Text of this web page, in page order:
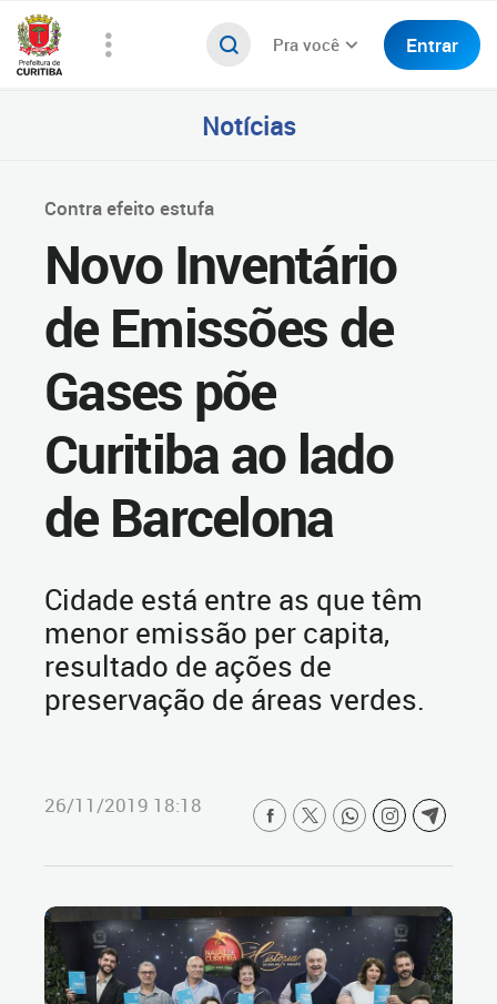
Pra você Entrar
Notícias
Contra efeito estufa
Novo Inventário
de Emissões de
Gases põe
Curitiba ao lado
de Barcelona
Cidade está entre as que têm
menor emissão per capita,
resultado de ações de
preservação de áreas verdes.
26/11/2019 18:18